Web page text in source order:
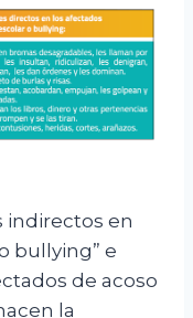
indirectos en
bullying” e
de acoso
la